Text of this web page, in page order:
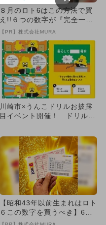
８月のロト6はこの方法で買
え!!６つの数字が『完全一
致』する方法
【PR】株式会社MURA
川崎市×うんこドリルお披露
目イベント開催！ ドリルを
場！
【昭和43年以前生まれはロト
６この数字を買うべき】6つ
の数字が「完全一致」する